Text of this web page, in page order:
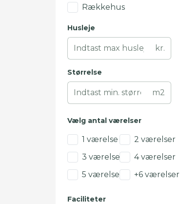
Rækkehus
Husleje
kr.
Størrelse
m2
Vælg antal værelser
1 værelse
2 værelser
3 værelser
4 værelser
5 værelser
+6 værelser
Faciliteter